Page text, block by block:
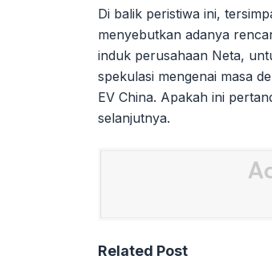
Di balik peristiwa ini,
menyebutkan adanya
induk perusahaan Neta,
spekulasi mengenai masa
EV China. Apakah ini
selanjutnya.
Related Post